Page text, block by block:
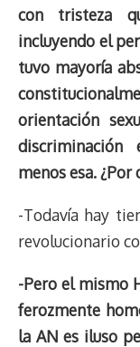
con tristeza
incluyendo el
tuvo mayoría
orientación
discriminación
menos esa. ¿Por
-Todavía hay
revolucionario
-Pero el mismo
ferozmente
la AN es iluso